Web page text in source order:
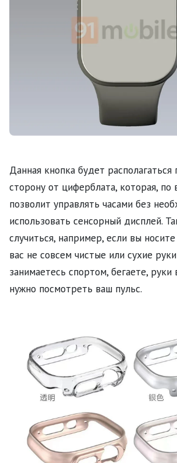
Данная кнопка будет располагаться
сторону от циферблата, которая, по
позволит управлять часами без
использовать сенсорный дисплей.
случиться, например, если вы
вас не совсем чистые или сухие
занимаетесь спортом, бегаете, руки
нужно посмотреть ваш пульс.